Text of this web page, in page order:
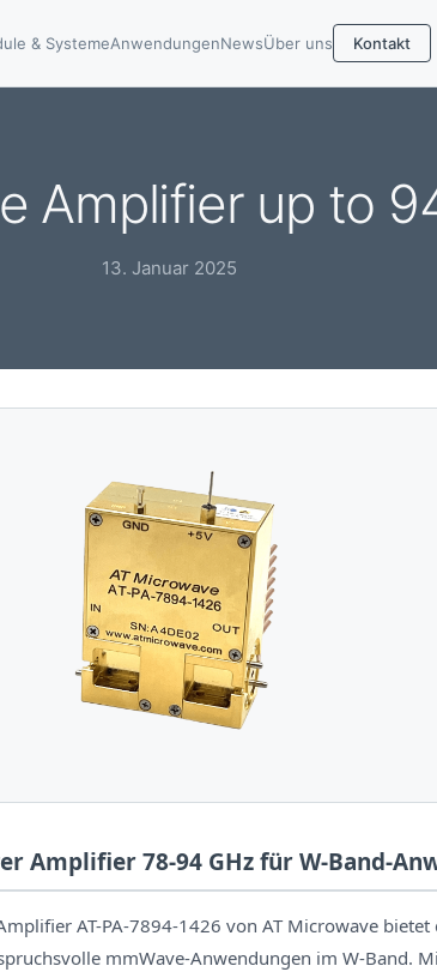
& SystemeAnwendungenNewsÜber uns Kontakt
Amplifier up to
13. Januar 2025
Amplifier 78-94 GHz für W-Band-
AT-PA-7894-1426 von AT Microwave bietet
mmWave-Anwendungen im W-Band.